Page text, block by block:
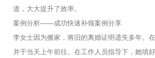
道，大大提升了效率。
案例分析——成功快速补领案例分享
李女士因为搬家，将旧的离婚证明遗失多年。
并于当天上午前往。在工作人员指导下，她填